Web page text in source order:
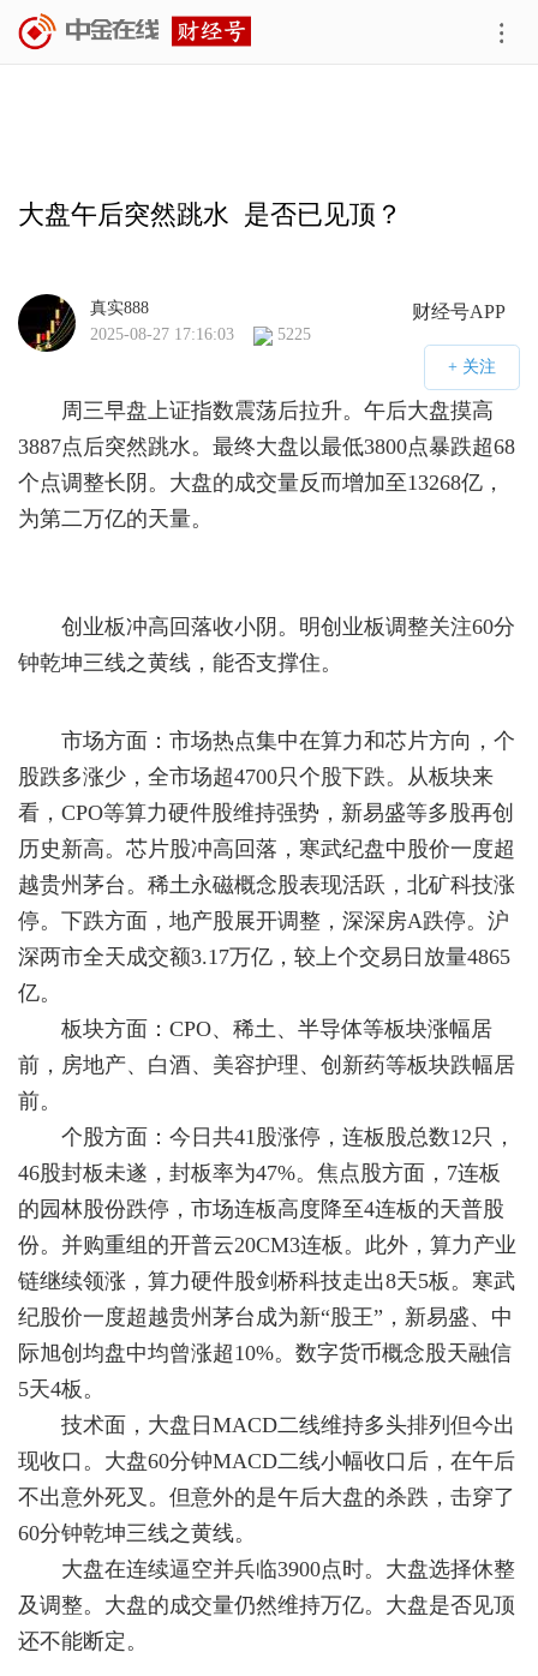
大盘午后突然跳水  是否已见顶？
财经号APP
真实888
2025-08-27 17:16:03
5225
周三早盘上证指数震荡后拉升。午后大盘摸高
3887点后突然跳水。最终大盘以最低3800点暴跌超68
个点调整长阴。大盘的成交量反而增加至13268亿，
为第二万亿的天量。
创业板冲高回落收小阴。明创业板调整关注60分
钟乾坤三线之黄线，能否支撑住。
市场方面：市场热点集中在算力和芯片方向，个
股跌多涨少，全市场超4700只个股下跌。从板块来
看，CPO等算力硬件股维持强势，新易盛等多股再创
历史新高。芯片股冲高回落，寒武纪盘中股价一度超
越贵州茅台。稀土永磁概念股表现活跃，北矿科技涨
停。下跌方面，地产股展开调整，深深房A跌停。沪
深两市全天成交额3.17万亿，较上个交易日放量4865
亿。
板块方面：CPO、稀土、半导体等板块涨幅居
前，房地产、白酒、美容护理、创新药等板块跌幅居
前。
个股方面：今日共41股涨停，连板股总数12只，
46股封板未遂，封板率为47%。焦点股方面，7连板
的园林股份跌停，市场连板高度降至4连板的天普股
份。并购重组的开普云20CM3连板。此外，算力产业
链继续领涨，算力硬件股剑桥科技走出8天5板。寒武
纪股价一度超越贵州茅台成为新“股王”，新易盛、中
际旭创均盘中均曾涨超10%。数字货币概念股天融信
5天4板。
技术面，大盘日MACD二线维持多头排列但今出
现收口。大盘60分钟MACD二线小幅收口后，在午后
不出意外死叉。但意外的是午后大盘的杀跌，击穿了
60分钟乾坤三线之黄线。
大盘在连续逼空并兵临3900点时。大盘选择休整
及调整。大盘的成交量仍然维持万亿。大盘是否见顶
还不能断定。